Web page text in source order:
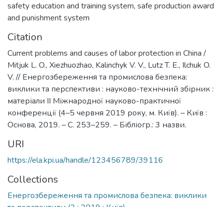
safety education and training system, safe production award
and punishment system
Citation
Current problems and causes of labor protection in China /
Mitjuk L. O., Xiezhuozhao, Kalinchyk V. V., Lutz T. E., Ilchuk O.
V. // Енергозбереження та промислова безпека:
виклики та перспективи : науково-технічний збірник :
матеріали ІІ Міжнародної науково-практичної
конференції (4–5 червня 2019 року, м. Київ). – Київ :
Основа, 2019. – С. 253–259. – Бібліогр.: 3 назви.
URI
https://ela.kpi.ua/handle/123456789/39116
Collections
Енергозбереження та промислова безпека: виклики